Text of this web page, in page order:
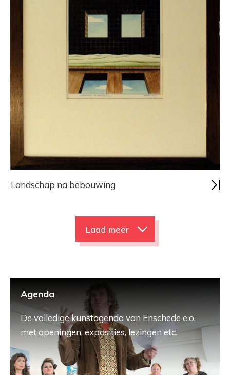
Landschap na bebouwing
Laad meer
Agenda
De volledige kunstagenda van Enschede e.o.
met openingen, exposities, lezingen etc.